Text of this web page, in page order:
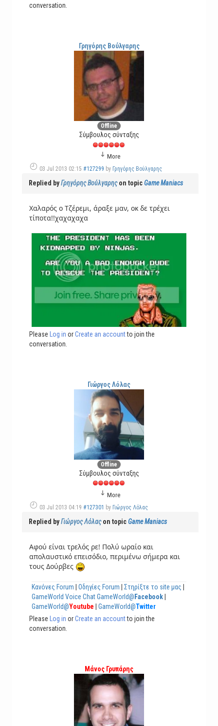
conversation.
Γρηγόρης Βούλγαρης
Offline
Σύμβουλος σύνταξης
More
03 Jul 2013 02:15 #127299 by Γρηγόρης Βούλγαρης
Replied byΓρηγόρης Βούλγαρηςon topicGame Maniacs
Χαλαρός ο Τζέρεμι, άραξε μαν, οκ δε τρέχει
τίποτα!!χαχαχαχα
Please Log in orCreate an accountto join the
conversation.
Γιώργος Λόλας
Offline
Σύμβουλος σύνταξης
More
03 Jul 2013 04:19 #127301 by Γιώργος Λόλας
Replied byΓιώργος Λόλαςon topicGame Maniacs
Αφού είναι τρελός ρε! Πολύ ωραίο και
απολαυστικό επεισόδιο, περιμένω σήμερα και
τους Δούρβες
Κανόνες Forum Οδηγίες Forum Στηρίξτε το site μας
GameWorld Voice ChatGameWorld@ Facebook
GameWorld@Youtube GameWorld@Twitter
Please Log in orCreate an accountto join the
conversation.
Μάνος Γρυπάρης